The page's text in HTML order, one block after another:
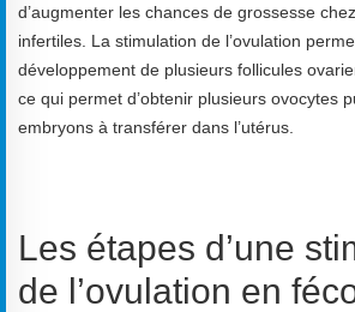
d’augmenter les chances de grossesse
infertiles. La stimulation de l’ovulation
développement de plusieurs follicules
ce qui permet d’obtenir plusieurs ovocytes
embryons à transférer dans l’utérus.
Les étapes d’une
de l’ovulation en